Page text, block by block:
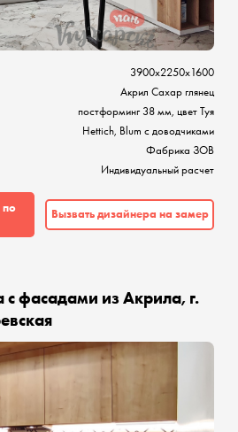
3900х2250х1600
Акрил Сахар глянец
постформинг 38 мм, цвет Туя
Hettich, Blum с доводчиками
Фабрика ЗОВ
Индивидуальный расчет
по
Вызвать дизайнера на замер
с фасадами из Акрила, г.